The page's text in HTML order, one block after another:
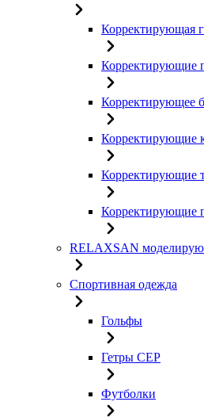
Корректирующая
Корректирующие
Корректирующее
Корректирующие
Корректирующие
Корректирующие
RELAXSAN
Спортивная одежда
Гольфы
Гетры CEP
Футболки